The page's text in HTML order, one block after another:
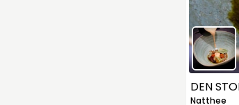
DEN
Natthee